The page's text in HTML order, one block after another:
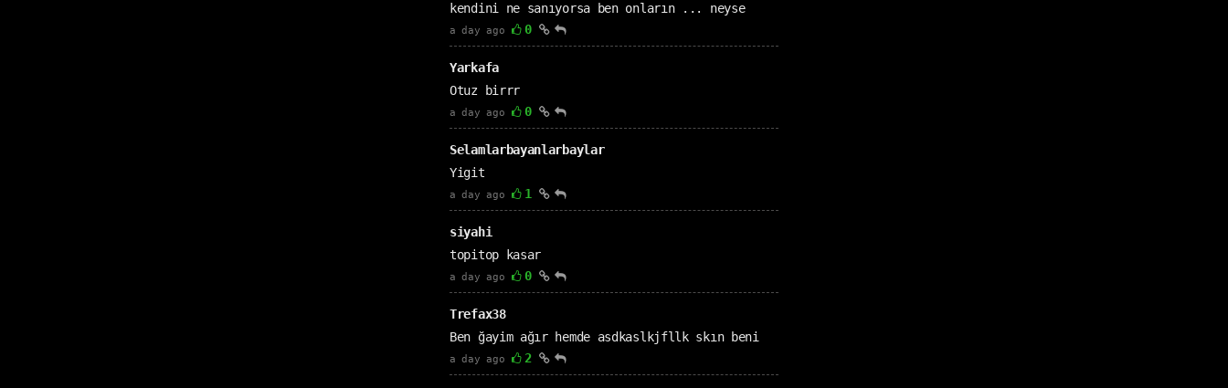
kendini ne sanıyorsa ben onların ... neyse
a day ago 0
Yarkafa
Otuz birrr
a day ago 0
Selamlarbayanlarbaylar
Yigit
a day ago 1
siyahi
topitop kasar
a day ago 0
Trefax38
Ben ğayim ağır hemde asdkaslkjfllk skın beni
a day ago 2